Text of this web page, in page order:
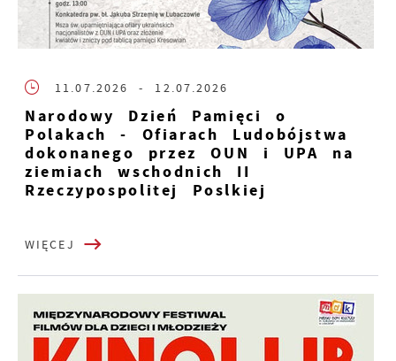
11.07.2026 - 12.07.2026
Narodowy Dzień Pamięci o
Polakach - Ofiarach Ludobójstwa
dokonanego przez OUN i UPA na
ziemiach wschodnich II
Rzeczypospolitej Poslkiej
WIĘCEJ